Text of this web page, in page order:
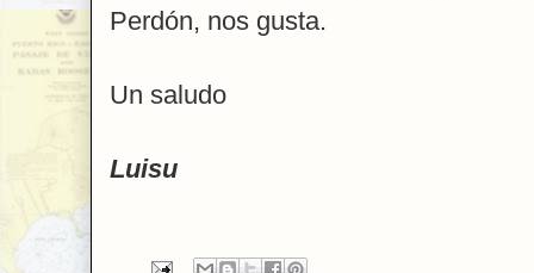
Perdón, nos gusta.
Un saludo
Luisu